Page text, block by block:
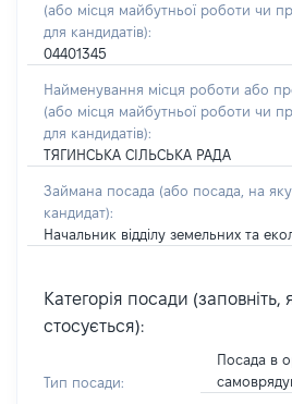
(або місця майбутньої роботи чи
для кандидатів):
04401345
Найменування місця роботи або
(або місця майбутньої роботи чи
для кандидатів):
ТЯГИНСЬКА СІЛЬСЬКА РАДА
Займана посада (або посада, на
кандидат):
Начальник відділу земельних та
Категорія посади
стосується):
Тип посади:
Посада в